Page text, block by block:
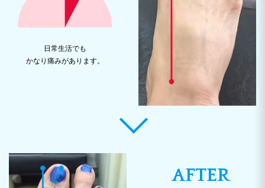
日常生活でも
かなり痛みがあります。
AFTER